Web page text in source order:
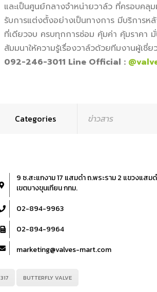
และเป็นศูนย์กลางจำหน่ายวาล์ว ที่ครอบคลุ
รับการแต่งตั้งอย่างเป็นทางการ มีบริการห
ที่เดียวจบ ครบทุกการซ่อม คุ้มค่า คุ้มราคา
สัมมนาให้ความรู้เรื่องวาล์วด้วยทีมงานผู้เชี่
092-246-3011 Line Official :
Categories ข่าวสาร
9 ซ.สะแกงาม 17 แสมดำ ถ.พระราม 2 แขวงแสม
เขตบางขุนเทียน กทม.
02-894-9963
02-894-9964
marketing@valves-mart.com
317 BUTTERFLY VALVE